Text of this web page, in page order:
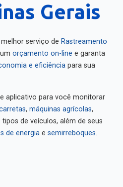
Gerais
serviço de Rastreamento
orçamento on-line e garanta
e eficiência para sua
aplicativo para você monitorar
, máquinas agrícolas,
de veículos, além de seus
de energia e semirreboques.